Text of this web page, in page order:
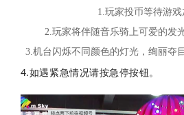
1.玩家投币等待游戏
2.玩家将伴随音乐骑上可爱的发
3.机台闪烁不同颜色的灯光，绚丽夺
4.如遇紧急情况请按急停按钮。